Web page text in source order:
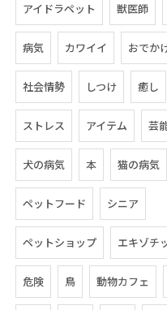
アイドラペット 獣医師
病気 カワイイ おでか
社会情勢 しつけ 癒し
ストレス アイテム 芸
犬の病気 本 猫の病気
ペットフード シニア
ペットショップ エキゾチ
危険 鳥 動物カフェ